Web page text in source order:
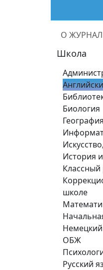
О
Школа
Биология
География
История
Классный
школе
ОБЖ
Русский